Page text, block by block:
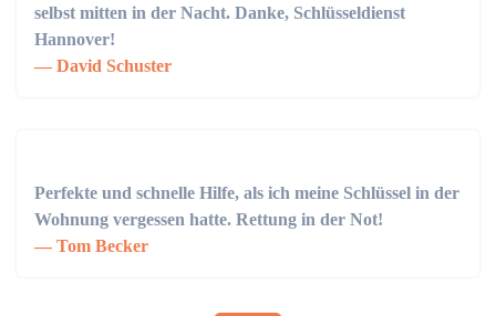
selbst mitten in der Nacht. Danke, Schlüsseldienst
Hannover!
David Schuster
Perfekte und schnelle Hilfe, als ich meine Schlüssel in der
Wohnung vergessen hatte. Rettung in der Not!
Tom Becker